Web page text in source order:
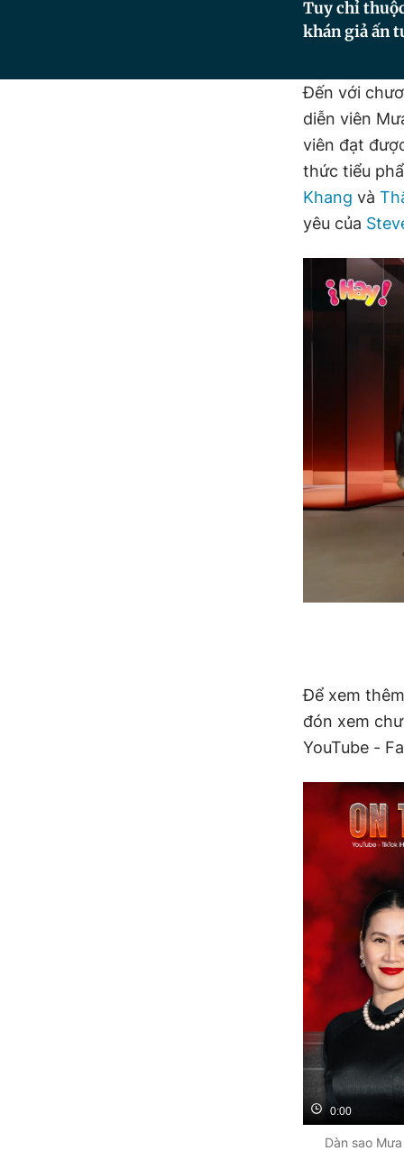
Tuy chỉ
khán giả ấn
Đến với
diễn viên
viên đạt
thức tiểu
Khang và
yêu của
Để xem
đón xem
YouTube -
0:00
Dàn sao